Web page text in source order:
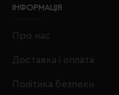
ІНФОРМАЦІЯ
Про нас
Доставка і оплата
Політика безпеки